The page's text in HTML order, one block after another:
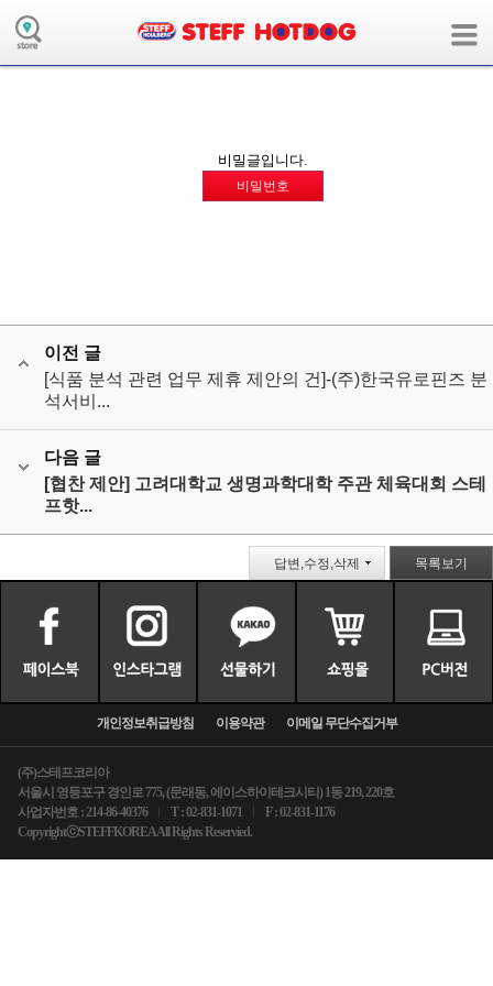
( 사용자모드:user / 장치:m / 언어:ko / 앱:board / 앱모듈:collaboration )
비밀글입니다.
비밀번호
이전 글
[식품 분석 관련 업무 제휴 제안의 건]-(주)한국유로핀즈 분
석서비...
다음 글
[협찬 제안] 고려대학교 생명과학대학 주관 체육대회 스테
프핫...
답변,수정,삭제 목록보기
개인정보취급방침 이용약관 이메일 무단수집거부
(주)스테프코리아
서울시 영등포구 경인로 775, (문래동, 에이스하이테크시티) 1동 219, 220호
사업자번호 : 214-86-40376
T : 02-831-1071
F : 02-831-1176
CopyrightⓒSTEFFKOREA All Rights Reservied.